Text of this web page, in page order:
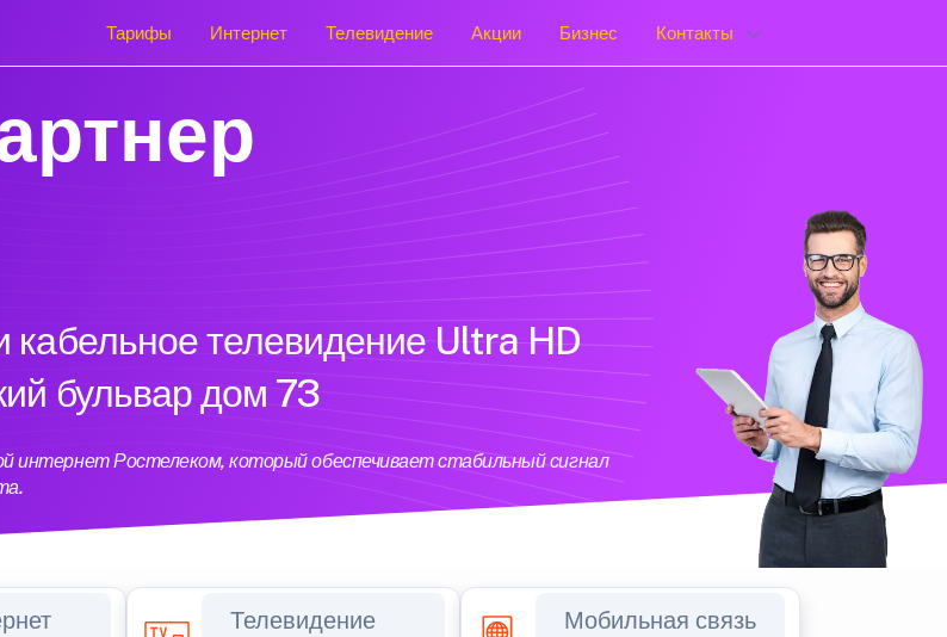
Тарифы Интернет Телевидение Акции Бизнес Контакты
кабельное телевидение Ultra HD
бульвар дом 73
интернет Ростелеком, который обеспечивает стабильный сигнал
Телевидение Мобильная связь